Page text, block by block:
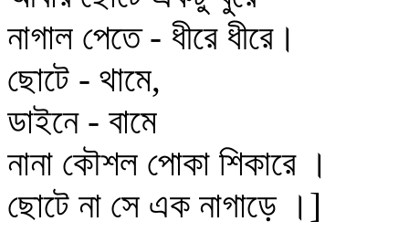
নাগাল পেতে - ধীরে ধীরে।
ছোটে - থামে,
ডাইনে - বামে
নানা কৌশল পোকা শিকারে ।
ছোটে না সে এক নাগাড়ে ।]